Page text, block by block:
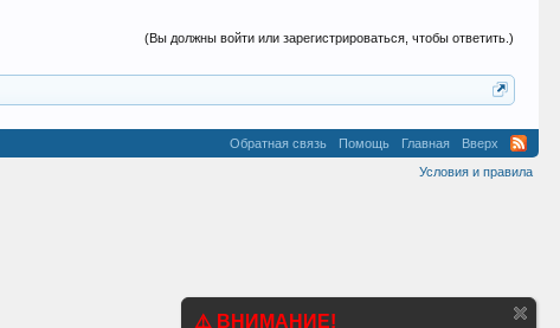
⚠️ ВНИМАНИЕ!
(Вы должны войти или зарегистрироваться, чтобы ответить.)
Обратная связь Помощь Главная
Вверх
Условия и правила